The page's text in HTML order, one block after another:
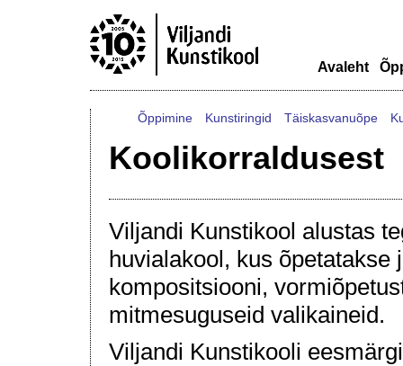
Avaleht
Õppimine Kunstiringid Täiskasvanuõpe
Koolikorraldusest
Viljandi Kunstikool alustas
huvialakool, kus
kompositsiooni,
mitmesuguseid valikaineid.
Viljandi Kunstikooli